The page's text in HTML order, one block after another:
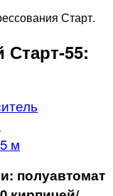
Старт.
55:
м
полуавтомат